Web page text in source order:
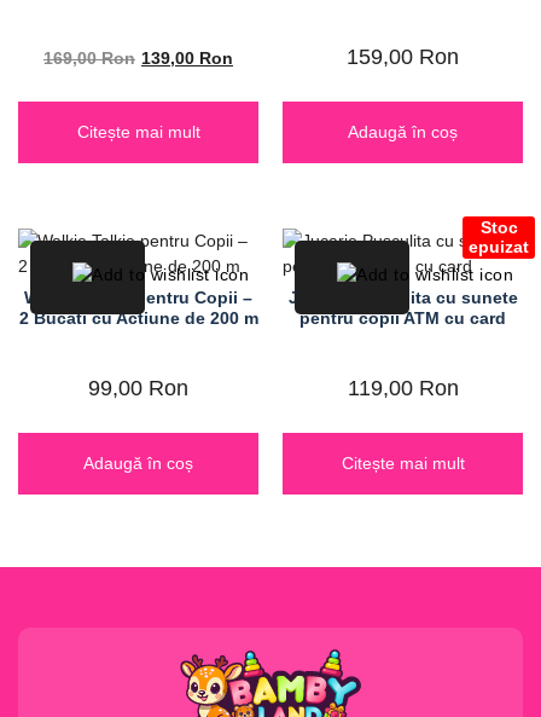
169,00Ron 139,00 Ron
Citește mai mult
159,00 Ron
Adaugă în coș
Walkie Talkie pentru Copii –
2 Bucati cu Actiune de 200 m
99,00 Ron
Adaugă în coș
Stoc
epuizat
Jucarie Pusculita cu sunete
pentru copii ATM cu card
119,00 Ron
Citește mai mult